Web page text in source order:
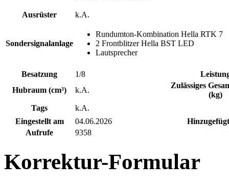
Ausrüster k.A.
Sondersignalanlage
Rundumton-Kombination Hella RTK 7
2 Frontblitzer Hella BST LED
Lautsprecher
Besatzung 1/8
Hubraum (cm³)
k.A.
Zulässiges
(kg)
Tags
k.A.
Eingestellt am
04.06.2026
Aufrufe
9358
Korrektur-Formular